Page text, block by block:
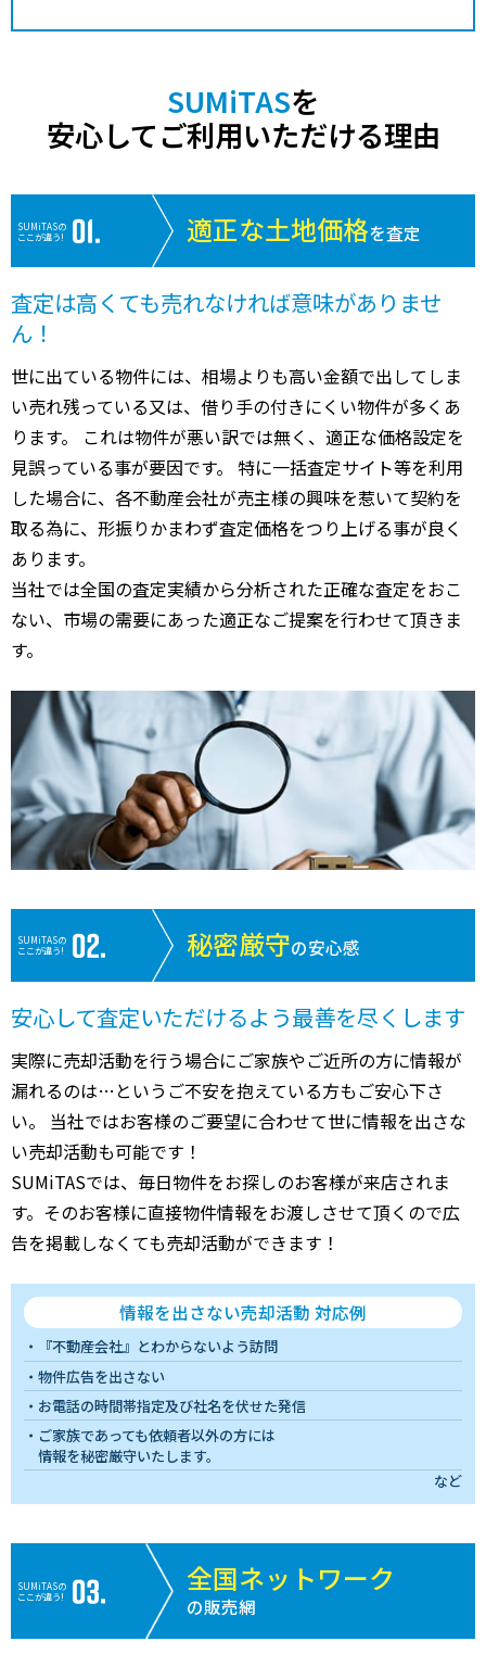
SUMiTASを
安心してご利用いただける理由
SUMiTASの
ここが違う!
適正な土地価格を査定
査定は高くても売れなければ意味がありませ
ん！
世に出ている物件には、相場よりも高い金額で出してしま
い売れ残っている又は、借り手の付きにくい物件が多くあ
ります。 これは物件が悪い訳では無く、適正な価格設定を
見誤っている事が要因です。 特に一括査定サイト等を利用
した場合に、各不動産会社が売主様の興味を惹いて契約を
取る為に、形振りかまわず査定価格をつり上げる事が良く
あります。
当社では全国の査定実績から分析された正確な査定をおこ
ない、市場の需要にあった適正なご提案を行わせて頂きま
す。
SUMiTASの
ここが違う!
秘密厳守の安心感
安心して査定いただけるよう最善を尽くします
実際に売却活動を行う場合にご家族やご近所の方に情報が
漏れるのは…というご不安を抱えている方もご安心下さ
い。 当社ではお客様のご要望に合わせて世に情報を出さな
い売却活動も可能です！
SUMiTASでは、毎日物件をお探しのお客様が来店されま
す。そのお客様に直接物件情報をお渡しさせて頂くので広
告を掲載しなくても売却活動ができます！
情報を出さない売却活動 対応例
『不動産会社』とわからないよう訪問
物件広告を出さない
お電話の時間帯指定及び社名を伏せた発信
ご家族であっても依頼者以外の方には
情報を秘密厳守いたします。
など
SUMiTASの
ここが違う!
全国ネットワーク
の販売網